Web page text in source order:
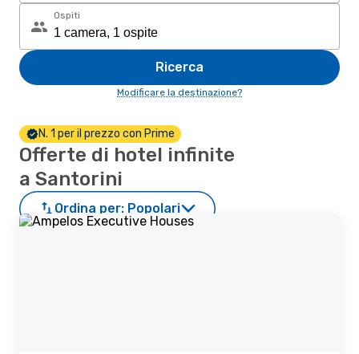
Ospiti
Ricerca
Modificare la destinazione?
N. 1 per il prezzo con Prime
Offerte di hotel infinite
a Santorini
Ordina per: Popolari